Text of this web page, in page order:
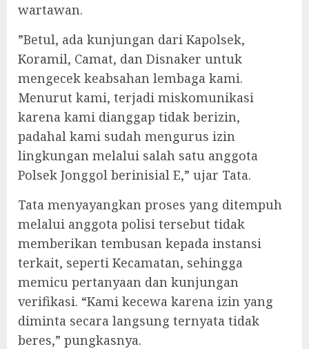
wartawan.
‎”Betul, ada kunjungan dari Kapolsek,
Koramil, Camat, dan Disnaker untuk
mengecek keabsahan lembaga kami.
Menurut kami, terjadi miskomunikasi
karena kami dianggap tidak berizin,
padahal kami sudah mengurus izin
lingkungan melalui salah satu anggota
Polsek Jonggol berinisial E,” ujar Tata.
‎Tata menyayangkan proses yang ditempuh
melalui anggota polisi tersebut tidak
memberikan tembusan kepada instansi
terkait, seperti Kecamatan, sehingga
memicu pertanyaan dan kunjungan
verifikasi. “Kami kecewa karena izin yang
diminta secara langsung ternyata tidak
beres,” pungkasnya.